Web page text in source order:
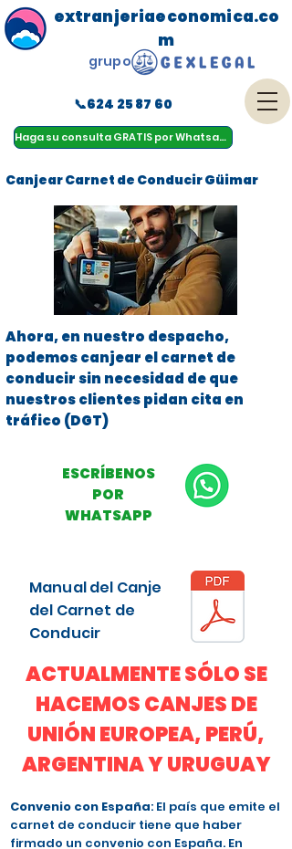
Haga su consulta GRATIS por Whatsapp
menu
extranjeriaeconomica.co
m
📞624 25 87 60
grupo
Canjear Carnet de Conducir Güimar
Ahora, en nuestro despacho,
podemos canjear el carnet de
conducir sin necesidad de que
nuestros clientes pidan cita en
tráfico (DGT)
ESCRÍBENOS
POR
WHATSAPP
Manual del Canje
del Carnet de
Conducir
ACTUALMENTE SÓLO SE
HACEMOS CANJES DE
UNIÓN EUROPEA, PERÚ,
ARGENTINA Y URUGUAY
Convenio con España: El país que emite el
carnet de conducir tiene que haber
firmado un convenio con España. En